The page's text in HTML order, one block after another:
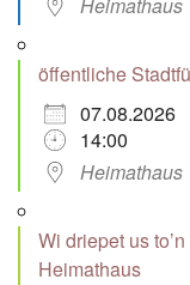
öffentliche
07.08.2026
14:00
Heimathaus
Wi driepet us
Heimathaus